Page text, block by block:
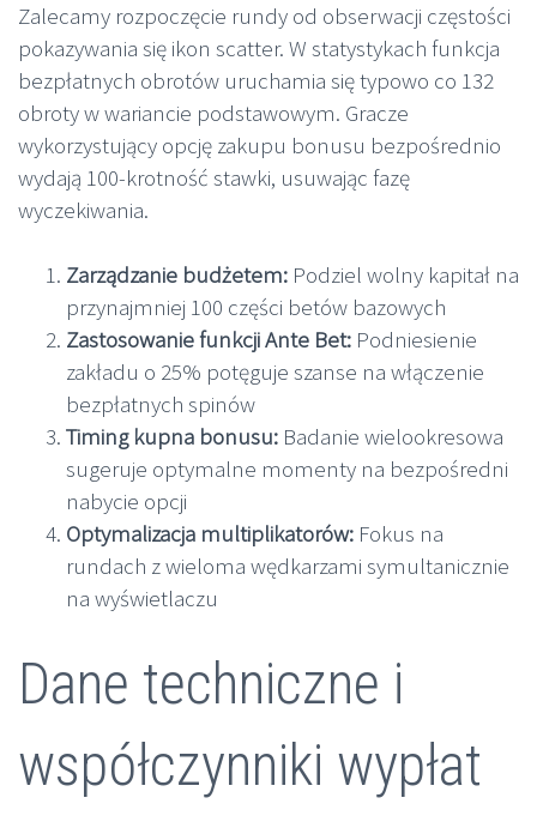
Zalecamy rozpoczęcie rundy od obserwacji częstości
pokazywania się ikon scatter. W statystykach funkcja
bezpłatnych obrotów uruchamia się typowo co 132
obroty w wariancie podstawowym. Gracze
wykorzystujący opcję zakupu bonusu bezpośrednio
wydają 100-krotność stawki, usuwając fazę
wyczekiwania.
Zarządzanie budżetem: Podziel wolny kapitał na
przynajmniej 100 części betów bazowych
Zastosowanie funkcji Ante Bet: Podniesienie
zakładu o 25% potęguje szanse na włączenie
bezpłatnych spinów
Timing kupna bonusu: Badanie wielookresowa
sugeruje optymalne momenty na bezpośredni
nabycie opcji
Optymalizacja multiplikatorów: Fokus na
rundach z wieloma wędkarzami symultanicznie
na wyświetlaczu
Dane techniczne i
współczynniki wypłat